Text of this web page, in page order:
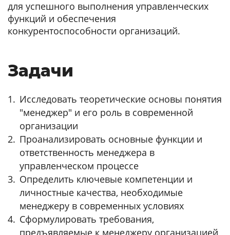
для успешного выполнения управленческих
функций и обеспечения
конкурентоспособности организаций.
Задачи
Исследовать теоретические основы понятия
"менеджер" и его роль в современной
организации
Проанализировать основные функции и
ответственность менеджера в
управленческом процессе
Определить ключевые компетенции и
личностные качества, необходимые
менеджеру в современных условиях
Сформулировать требования,
предъявляемые к менеджеру организацией